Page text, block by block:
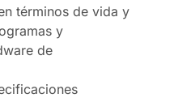
términos de vida y
y
de